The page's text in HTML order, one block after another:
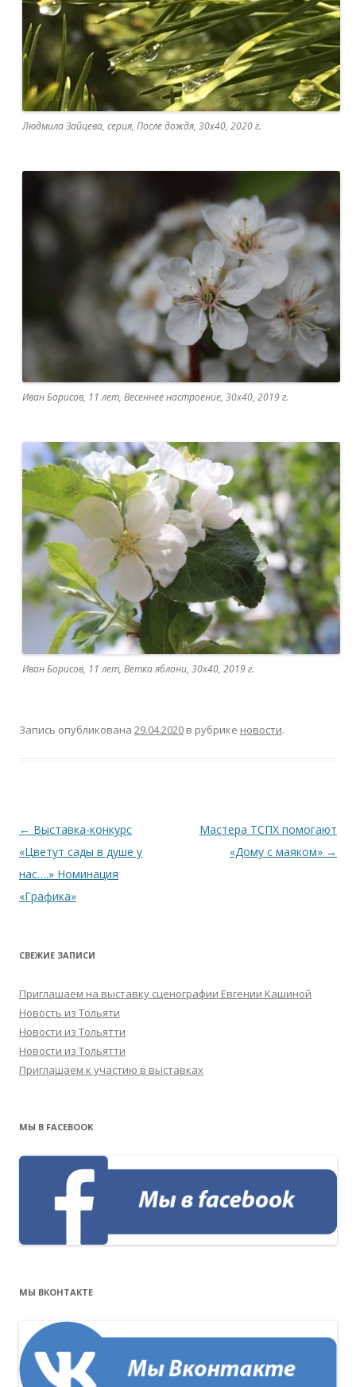
Людмила Зайцева, серия, После дождя, 30х40, 2020 г.
Иван Борисов, 11 лет, Весеннее настроение, 30х40, 2019 г.
Иван Борисов, 11 лет, Ветка яблони, 30х40, 2019 г.
Запись опубликована 29.04.2020 в рубрике новости.
Навигация
по
записям
← Выставка-конкурс
«Цветут сады в душе у
нас….» Номинация
«Графика»
Мастера ТСПХ помогают
«Дому с маяком» →
СВЕЖИЕ ЗАПИСИ
Приглашаем на выставку сценографии Евгении Кашиной
Новость из Тольяти
Новости из Тольятти
Новости из Тольятти
Приглашаем к участию в выставках
МЫ В FACEBOOK
МЫ ВКОНТАКТЕ